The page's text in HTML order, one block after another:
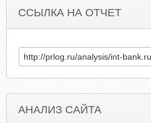
ССЫЛКА НА ОТЧЕТ
АНАЛИЗ САЙТА